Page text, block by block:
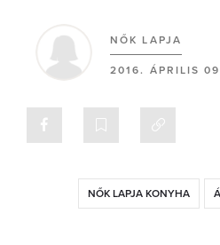
NŐK LAPJA
2016. ÁPRILIS
NŐK LAPJA KONYHA